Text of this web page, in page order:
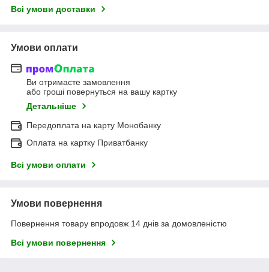
Всі умови доставки
Умови оплати
Ви отримаєте замовлення
або гроші повернуться на вашу картку
Детальніше
Передоплата на карту Монобанку
Оплата на картку Приватбанку
Всі умови оплати
Умови повернення
Повернення товару впродовж 14 днів за домовленістю
Всі умови повернення